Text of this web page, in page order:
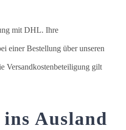
mit DHL. Ihre
einer Bestellung über unseren
Versandkostenbeteiligung gilt
Ausland